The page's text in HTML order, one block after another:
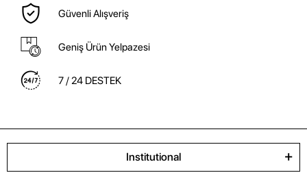
Güvenli Alışveriş
Geniş Ürün Yelpazesi
7 / 24 DESTEK
Institutional